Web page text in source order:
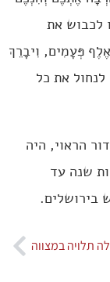
לכבוש את
פְּעָמִים, וִיבָרֵךְ
את כל
הראוי, היה
שנה עד
בירושלים.
תלויה במצווה